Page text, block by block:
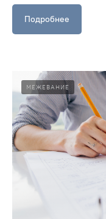
Подробнее
МЕЖЕВАНИЕ